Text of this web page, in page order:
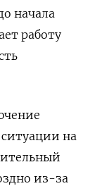
начала
работу
на
из-за